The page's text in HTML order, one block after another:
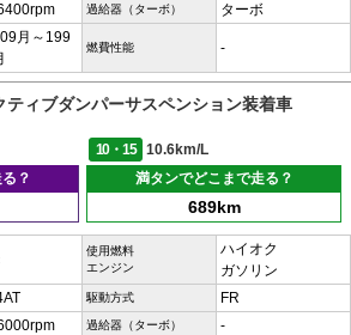
過給器（ターボ） ターボ
月～199
燃費性能 -
ィブダンパーサスペンション装着車
10・15
10.6km/L
？
満タンでどこまで走る？
689km
使用燃料
エンジン
ハイオク
ガソリン
駆動方式 FR
過給器（ターボ） -